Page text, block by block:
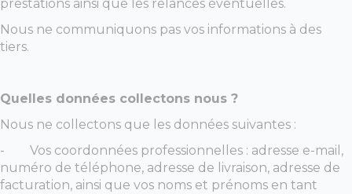
prestations ainsi que les relances éventuelles.
Nous ne communiquons pas vos informations à des
tiers.
Quelles données collectons nous ?
Nous ne collectons que les données suivantes :
-
Vos coordonnées professionnelles : adresse e-mail,
numéro de téléphone, adresse de livraison, adresse de
facturation, ainsi que vos noms et prénoms en tant